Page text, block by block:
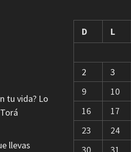
tu vida? Lo
llevas
D
L
2
3
9
10
16
17
23
24